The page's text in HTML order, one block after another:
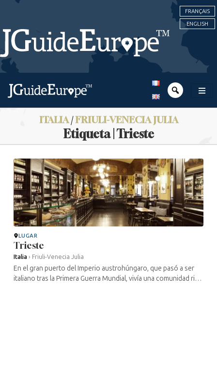
FRANÇAIS
ENGLISH
ITALIA/FRIULI-VENECIA JULIA
Etiqueta | Trieste
LUGAR
Trieste
Italia › Friuli-Venecia Julia
En el gran puerto del Imperio austrohúngaro, que pasó a ser
italiano tras la Primera Guerra Mundial, vivía una comunidad rica